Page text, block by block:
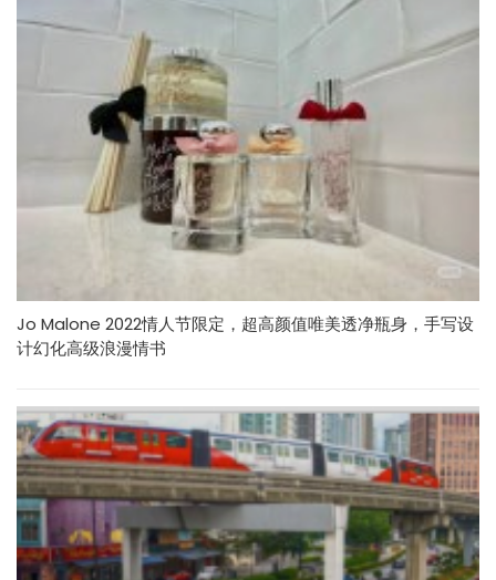
Jo Malone 2022情人节限定，超高颜值唯美透净瓶身，手写设
计幻化高级浪漫情书